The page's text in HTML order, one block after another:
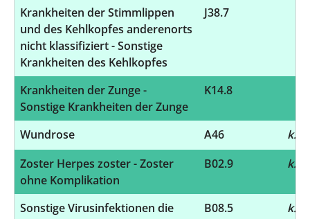
Krankheiten der Stimmlippen
und des Kehlkopfes anderenorts
nicht klassifiziert - Sonstige
Krankheiten des Kehlkopfes
J38.7
Krankheiten der Zunge -
Sonstige Krankheiten der Zunge
K14.8
Wundrose A46
k.A.
Zoster Herpes zoster - Zoster
ohne Komplikation
B02.9 k.A.
Sonstige Virusinfektionen die
B08.5 k.A.